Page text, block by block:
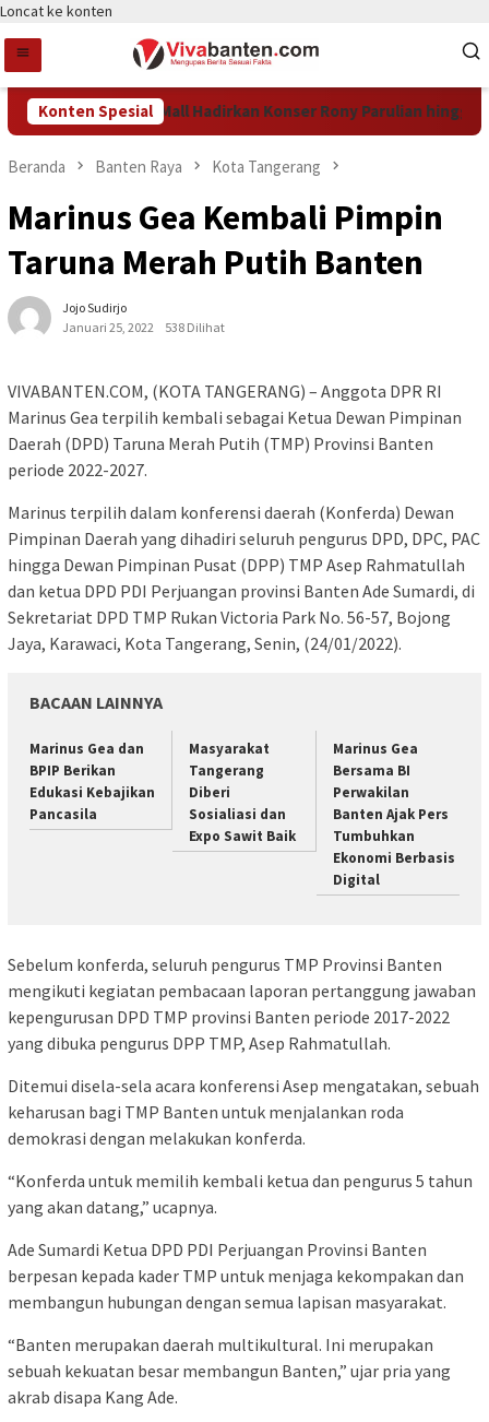
Loncat ke konten
Konten Spesial
Ke-15, Tangcity Mall Hadirkan Konser Rony Parulian hingga
Beranda Banten Raya Kota Tangerang
Marinus Gea Kembali Pimpin
Taruna Merah Putih Banten
Jojo Sudirjo
Januari 25, 2022
538 Dilihat
VIVABANTEN.COM, (KOTA TANGERANG) – Anggota DPR RI
Marinus Gea terpilih kembali sebagai Ketua Dewan Pimpinan
Daerah (DPD) Taruna Merah Putih (TMP) Provinsi Banten
periode 2022-2027.
Marinus terpilih dalam konferensi daerah (Konferda) Dewan
Pimpinan Daerah yang dihadiri seluruh pengurus DPD, DPC, PAC
hingga Dewan Pimpinan Pusat (DPP) TMP Asep Rahmatullah
dan ketua DPD PDI Perjuangan provinsi Banten Ade Sumardi, di
Sekretariat DPD TMP Rukan Victoria Park No. 56-57, Bojong
Jaya, Karawaci, Kota Tangerang, Senin, (24/01/2022).
BACAAN LAINNYA
Marinus Gea dan
BPIP Berikan
Edukasi Kebajikan
Pancasila
Masyarakat
Tangerang
Diberi
Sosialiasi dan
Expo Sawit Baik
Marinus Gea
Bersama BI
Perwakilan
Banten Ajak Pers
Tumbuhkan
Ekonomi Berbasis
Digital
Sebelum konferda, seluruh pengurus TMP Provinsi Banten
mengikuti kegiatan pembacaan laporan pertanggung jawaban
kepengurusan DPD TMP provinsi Banten periode 2017-2022
yang dibuka pengurus DPP TMP, Asep Rahmatullah.
Ditemui disela-sela acara konferensi Asep mengatakan, sebuah
keharusan bagi TMP Banten untuk menjalankan roda
demokrasi dengan melakukan konferda.
“Konferda untuk memilih kembali ketua dan pengurus 5 tahun
yang akan datang,” ucapnya.
Ade Sumardi Ketua DPD PDI Perjuangan Provinsi Banten
berpesan kepada kader TMP untuk menjaga kekompakan dan
membangun hubungan dengan semua lapisan masyarakat.
“Banten merupakan daerah multikultural. Ini merupakan
sebuah kekuatan besar membangun Banten,” ujar pria yang
akrab disapa Kang Ade.